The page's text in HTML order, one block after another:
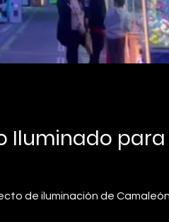
Iluminado
de iluminación de